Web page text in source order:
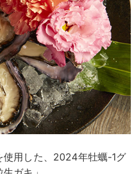
使用した、2024年牡蠣-1グ